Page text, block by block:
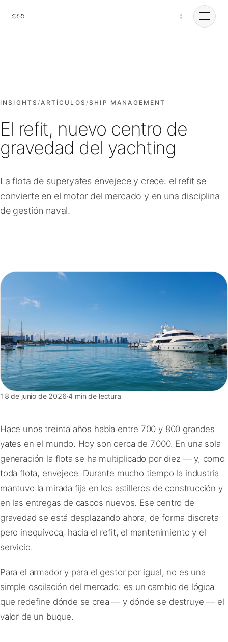
Cursorio
☾
Cursorio Manager
Herramientas
Nosotros
Contacto
INSIGHTS/ARTÍCULOS /SHIP MANAGEMENT
El refit, nuevo centro de
gravedad del yachting
La flota de superyates envejece y crece: el refit se
convierte en el motor del mercado y en una disciplina
de gestión naval.
18 de junio de 2026·4 min de lectura
Hace unos treinta años había entre 700 y 800 grandes
yates en el mundo. Hoy son cerca de 7.000. En una sola
generación la flota se ha multiplicado por diez — y, como
toda flota, envejece. Durante mucho tiempo la industria
mantuvo la mirada fija en los astilleros de construcción y
en las entregas de cascos nuevos. Ese centro de
gravedad se está desplazando ahora, de forma discreta
pero inequívoca, hacia el refit, el mantenimiento y el
servicio.
Para el armador y para el gestor por igual, no es una
simple oscilación del mercado: es un cambio de lógica
que redefine dónde se crea — y dónde se destruye — el
valor de un buque.